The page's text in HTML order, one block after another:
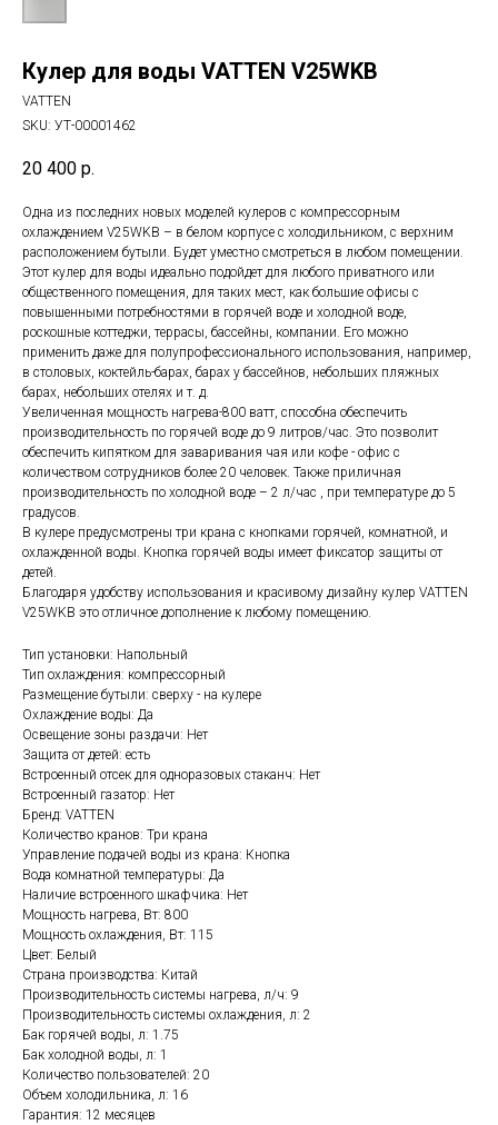
Кулер для воды VATTEN V25WKB
VATTEN
SKU: УТ-00001462
20 400 р.
Одна из последних новых моделей кулеров с компрессорным
охлаждением V25WKB – в белом корпусе с холодильником, с верхним
расположением бутыли. Будет уместно смотреться в любом помещении.
Этот кулер для воды идеально подойдет для любого приватного или
общественного помещения, для таких мест, как большие офисы с
повышенными потребностями в горячей воде и холодной воде,
роскошные коттеджи, террасы, бассейны, компании. Его можно
применить даже для полупрофессионального использования, например,
в столовых, коктейль-барах, барах у бассейнов, небольших пляжных
барах, небольших отелях и т. д.
Увеличенная мощность нагрева-800 ватт, способна обеспечить
производительность по горячей воде до 9 литров/час. Это позволит
обеспечить кипятком для заваривания чая или кофе - офис с
количеством сотрудников более 20 человек. Также приличная
производительность по холодной воде – 2 л/час , при температуре до 5
градусов.
В кулере предусмотрены три крана с кнопками горячей, комнатной, и
охлажденной воды. Кнопка горячей воды имеет фиксатор защиты от
детей.
Благодаря удобству использования и красивому дизайну кулер VATTEN
V25WKB это отличное дополнение к любому помещению.
Тип установки: Напольный
Тип охлаждения: компрессорный
Размещение бутыли: сверху - на кулере
Охлаждение воды: Да
Освещение зоны раздачи: Нет
Защита от детей: есть
Встроенный отсек для одноразовых стаканч: Нет
Встроенный газатор: Нет
Бренд: VATTEN
Количество кранов: Три крана
Управление подачей воды из крана: Кнопка
Вода комнатной температуры: Да
Наличие встроенного шкафчика: Нет
Мощность нагрева, Вт: 800
Мощность охлаждения, Вт: 115
Цвет: Белый
Страна производства: Китай
Производительность системы нагрева, л/ч: 9
Производительность системы охлаждения, л: 2
Бак горячей воды, л: 1.75
Бак холодной воды, л: 1
Количество пользователей: 20
Объем холодильника, л: 16
Гарантия: 12 месяцев